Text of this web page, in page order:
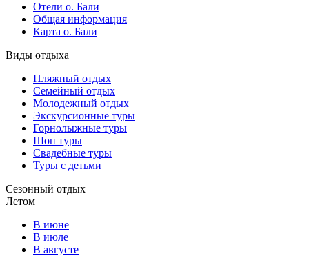
Отели о. Бали
Общая информация
Карта о. Бали
Виды отдыха
Пляжный отдых
Семейный отдых
Молодежный отдых
Экскурсионные туры
Горнолыжные туры
Шоп туры
Свадебные туры
Туры с детьми
Сезонный отдых
Летом
В июне
В июле
В августе